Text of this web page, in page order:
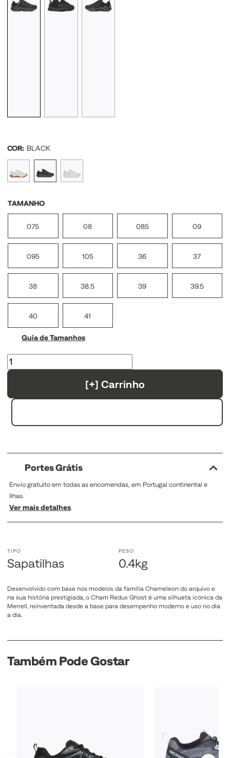
TIPO
Sapatilhas
PESO
0.4kg
Desenvolvido com base nos modelos da família Chameleon do arquivo e
na sua história prestigiada, o Cham Redux Ghost é uma silhueta icónica da
Merrell, reinventada desde a base para desempenho moderno e uso no dia
a dia.
Também Pode Gostar
COR: BLACK
TAMANHO
075 08 085 09
095 105 36 37
38 38.5 39 39.5
40 41
Guia de Tamanhos
[+] Carrinho
Portes Grátis
Envio gratuito em todas as encomendas, em Portugal continental e
Ilhas.
Ver mais detalhes.